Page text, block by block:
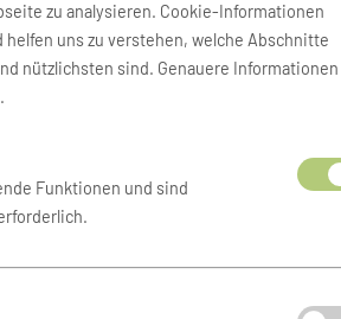
Astral Aviation
zu analysieren. Cookie-Informationen
uns zu verstehen, welche Abschnitte
nützlichsten sind. Genauere Informationen
.
Funktionen und sind